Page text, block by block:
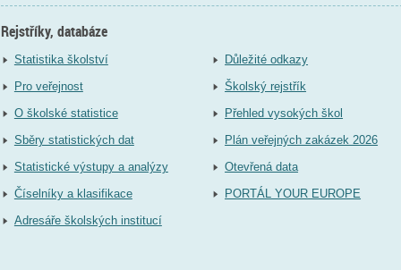
Rejstříky, databáze
Statistika školství
Pro veřejnost
O školské statistice
Sběry statistických dat
Statistické výstupy a analýzy
Číselníky a klasifikace
Adresáře školských institucí
Důležité odkazy
Školský rejstřík
Přehled vysokých škol
Plán veřejných zakázek 2026
Otevřená data
PORTÁL YOUR EUROPE